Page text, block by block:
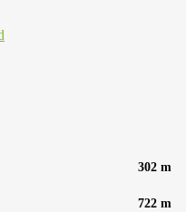
302 m
722 m